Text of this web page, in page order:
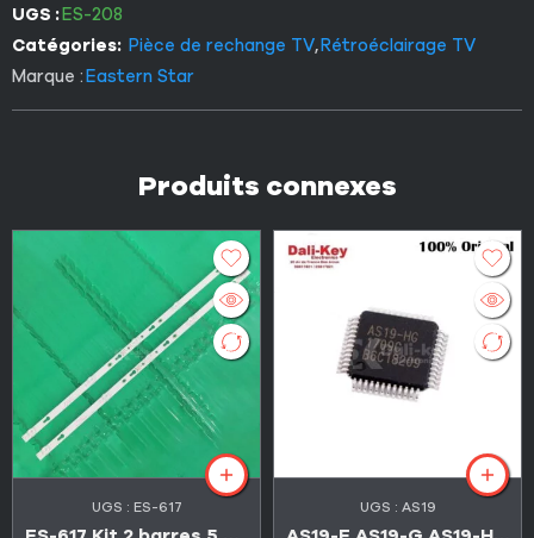
UGS :ES-208
Catégories: Pièce de rechange TV,Rétroéclairage TV
Marque :Eastern Star
Produits connexes
UGS : ES-617 UGS : AS19